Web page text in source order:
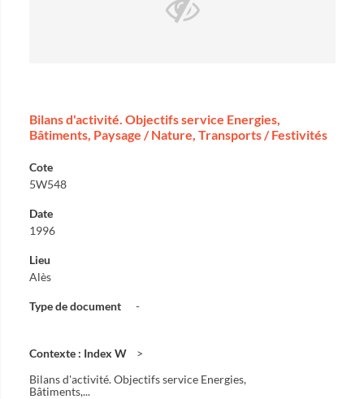
Bilans d'activité. Objectifs service Energies,
Bâtiments, Paysage / Nature, Transports / Festivités
Cote
5W548
Date
1996
Lieu
Alès
Type de document -
Contexte : Index W
Bilans d'activité. Objectifs service Energies,
Bâtiments,...